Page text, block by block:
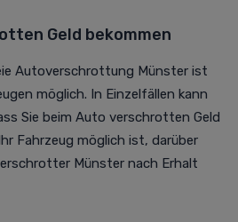
Geld bekommen
Autoverschrottung Münster ist
möglich. In Einzelfällen kann
Sie beim Auto verschrotten Geld
Fahrzeug möglich ist, darüber
Münster nach Erhalt